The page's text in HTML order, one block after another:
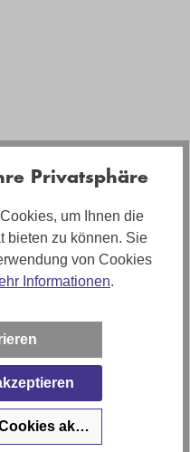
ca. 85
Privatsphäre
um Ihnen die
bieten zu können. Sie
von Cookies
Informationen.
akzeptieren